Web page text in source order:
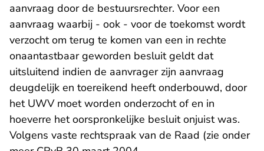
aanvraag door de bestuursrechter. Voor een
aanvraag waarbij - ook - voor de toekomst wordt
verzocht om terug te komen van een in rechte
onaantastbaar geworden besluit geldt dat
uitsluitend indien de aanvrager zijn aanvraag
deugdelijk en toereikend heeft onderbouwd, door
het UWV moet worden onderzocht of en in
hoeverre het oorspronkelijke besluit onjuist was.
Volgens vaste rechtspraak van de Raad (zie onder